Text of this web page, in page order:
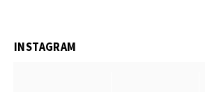
INSTAGRAM